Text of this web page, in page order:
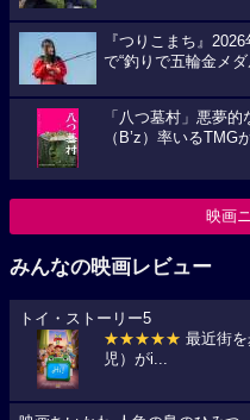
『つりこまち』
で“釣りで五輪金メ
「八つ墓村」悪夢
（B’z）率いるTMG
映画
みんなの映画レビュー
トイ・ストーリー5
★★★★★ 最近街
児）がi...